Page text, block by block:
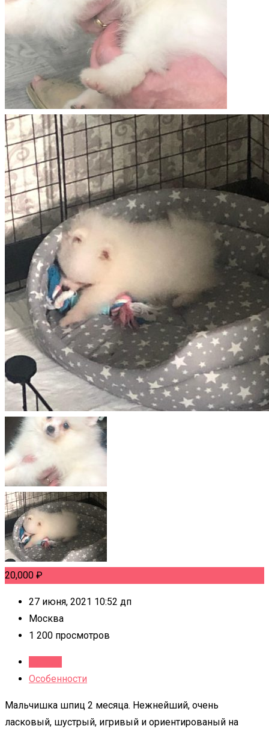
20,000 ₽
27 июня, 2021 10:52 дп
Москва
1 200 просмотров
Особенности
Мальчишка шпиц 2 месяца. Нежнейший, очень
ласковый, шустрый, игривый и ориентированый на